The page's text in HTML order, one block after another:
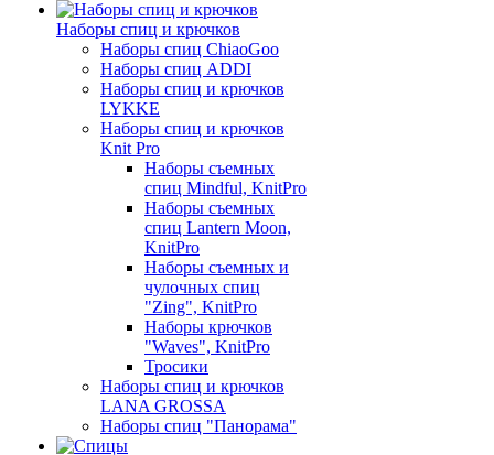
Наборы спиц и крючков
Наборы спиц ChiaoGoo
Наборы спиц ADDI
Наборы спиц и крючков
LYKKE
Наборы спиц и крючков
Knit Pro
Наборы съемных
спиц Mindful, KnitPro
Наборы съемных
спиц Lantern Moon,
KnitPro
Наборы съемных и
чулочных спиц
"Zing", KnitPro
Наборы крючков
"Waves", KnitPro
Тросики
Наборы спиц и крючков
LANA GROSSA
Наборы спиц "Панорама"